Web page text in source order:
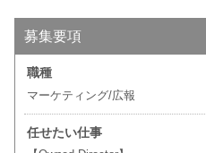
募集要項
職種
マーケティング/広報
任せたい仕事